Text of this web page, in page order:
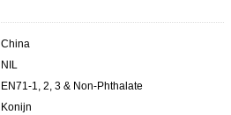
China
NIL
EN71-1, 2, 3 & Non-Phthalate
Konijn